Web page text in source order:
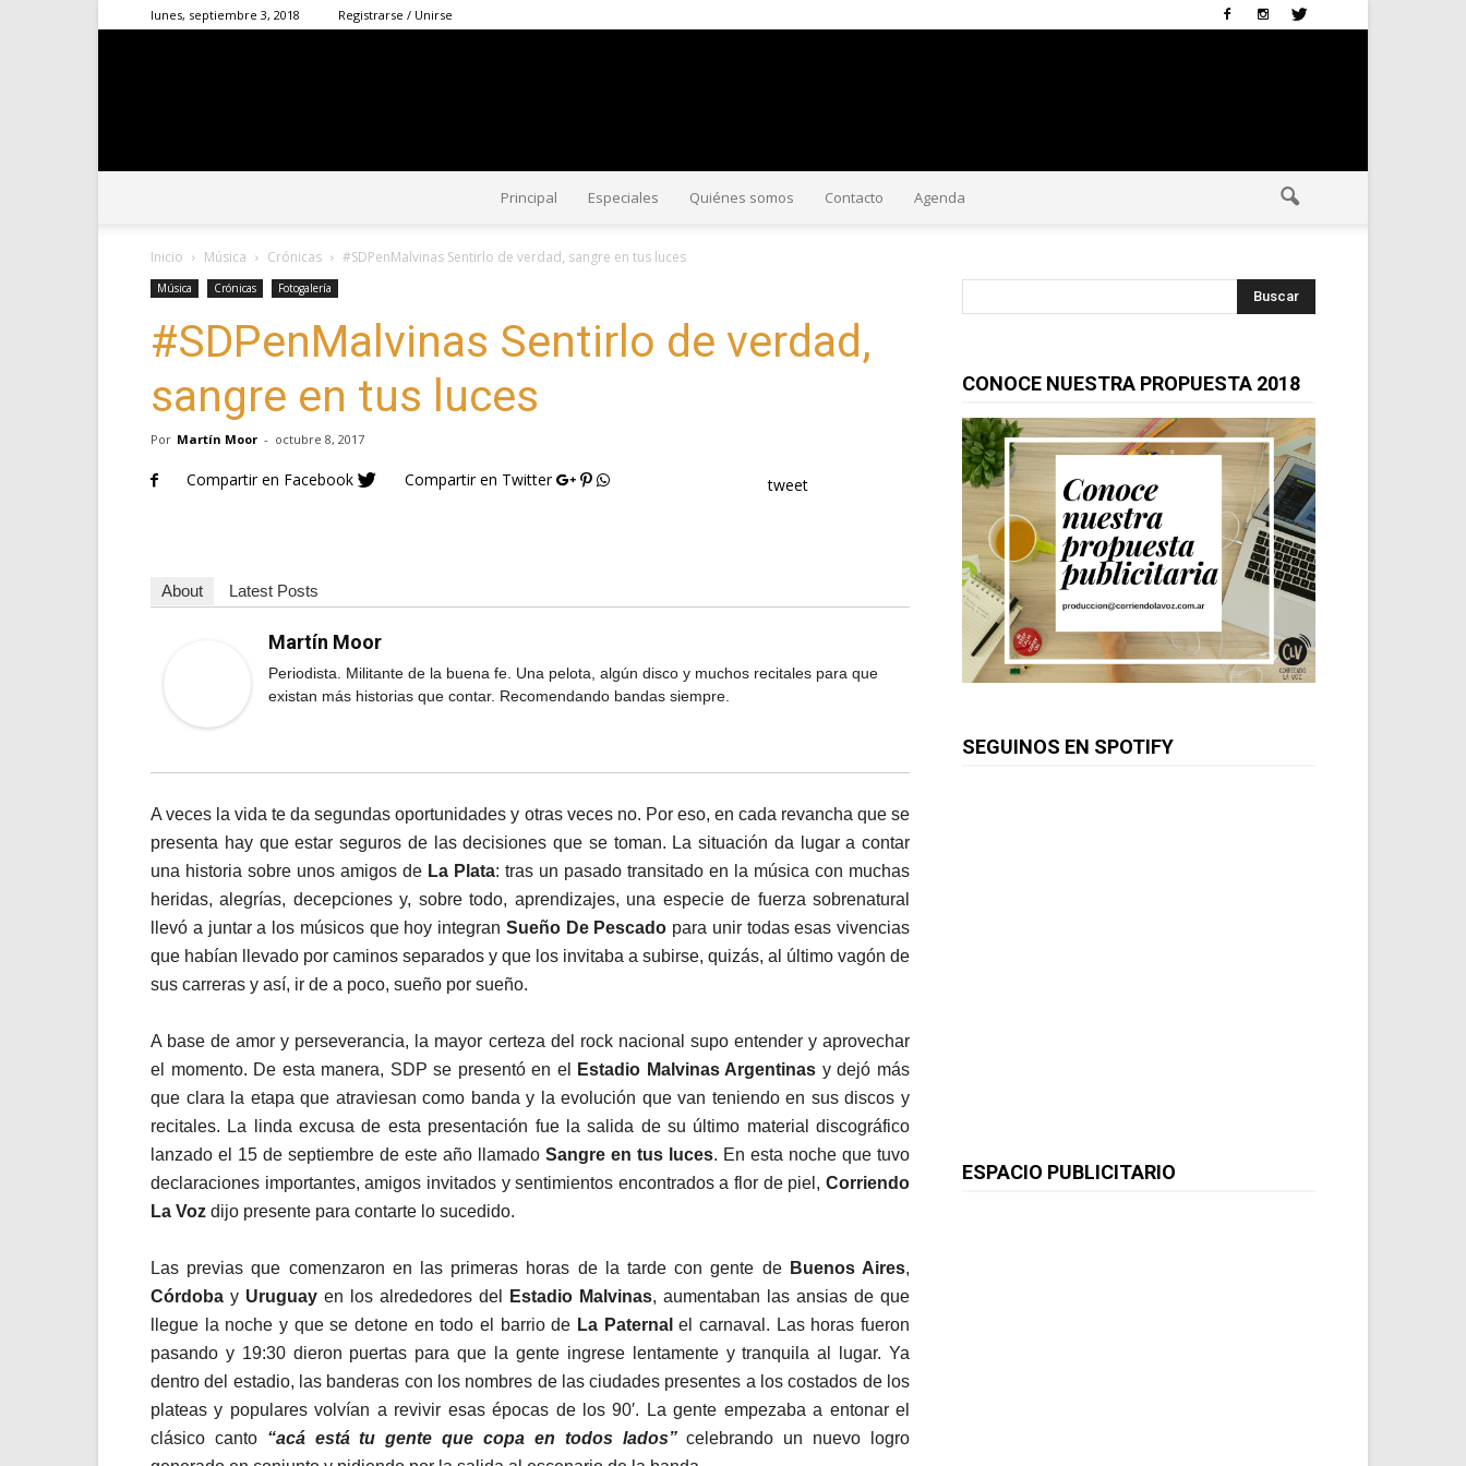
lunes, septiembre 3, 2018 Registrarse / Unirse
#CorriendoLaVoz
Principal Especiales Quiénes somos Contacto Agenda
Inicio Música Crónicas #SDPenMalvinas Sentirlo de verdad, sangre en tus luces
Música Crónicas Fotogalería
#SDPenMalvinas Sentirlo de verdad,
sangre en tus luces
Por Martín Moor - octubre 8, 2017
Compartir en Facebook Compartir en Twitter tweet
About Latest Posts
Martín Moor
Periodista. Militante de la buena fe. Una pelota, algún disco y muchos recitales para que
existan más historias que contar. Recomendando bandas siempre.
A veces la vida te da segundas oportunidades y otras veces no. Por eso, en cada revancha que se
presenta hay que estar seguros de las decisiones que se toman. La situación da lugar a contar
una historia sobre unos amigos de La Plata: tras un pasado transitado en la música con muchas
heridas, alegrías, decepciones y, sobre todo, aprendizajes, una especie de fuerza sobrenatural
llevó a juntar a los músicos que hoy integran Sueño De Pescado para unir todas esas vivencias
que habían llevado por caminos separados y que los invitaba a subirse, quizás, al último vagón de
sus carreras y así, ir de a poco, sueño por sueño.
A base de amor y perseverancia, la mayor certeza del rock nacional supo entender y aprovechar
el momento. De esta manera, SDP se presentó en el
Estadio Malvinas Argentinas y dejó más
que clara la etapa que atraviesan como banda y la evolución que van teniendo en sus discos y
recitales. La linda excusa de esta presentación fue la salida de su último material discográfico
lanzado el 15 de septiembre de este año llamado Sangre en tus luces. En esta noche que tuvo
declaraciones importantes, amigos invitados y sentimientos encontrados a flor de piel, Corriendo
La Voz dijo presente para contarte lo sucedido.
Las previas que comenzaron en las primeras horas de la tarde con gente de Buenos Aires,
Córdoba y Uruguay en los alrededores del Estadio Malvinas, aumentaban las ansias de que
llegue la noche y que se detone en todo el barrio de La Paternal el carnaval. Las horas fueron
pasando y 19:30 dieron puertas para que la gente ingrese lentamente y tranquila al lugar. Ya
dentro del estadio, las banderas con los nombres de las ciudades presentes a los costados de los
plateas y populares volvían a revivir esas épocas de los 90′. La gente empezaba a entonar el
clásico canto “acá está tu gente que copa en todos lados”celebrando un nuevo logro
CONOCE NUESTRA PROPUESTA 2018
SEGUINOS EN SPOTIFY
ESPACIO PUBLICITARIO